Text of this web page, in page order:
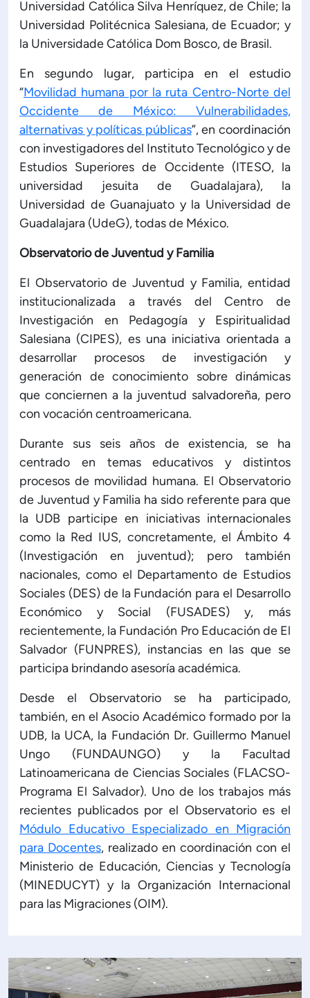
Universidad Católica Silva Henríquez, de Chile; la
Universidad Politécnica Salesiana, de Ecuador; y
la Universidade Católica Dom Bosco, de Brasil.
En segundo lugar, participa en el estudio
“Movilidad humana por la ruta Centro-Norte del
Occidente de México: Vulnerabilidades,
alternativas y políticas públicas”, en coordinación
con investigadores del Instituto Tecnológico y de
Estudios Superiores de Occidente (ITESO, la
universidad jesuita de Guadalajara), la
Universidad de Guanajuato y la Universidad de
Guadalajara (UdeG), todas de México.
Observatorio de Juventud y Familia
El Observatorio de Juventud y Familia, entidad
institucionalizada a través del Centro de
Investigación en Pedagogía y Espiritualidad
Salesiana (CIPES), es una iniciativa orientada a
desarrollar procesos de investigación y
generación de conocimiento sobre dinámicas
que conciernen a la juventud salvadoreña, pero
con vocación centroamericana.
Durante sus seis años de existencia, se ha
centrado en temas educativos y distintos
procesos de movilidad humana. El Observatorio
de Juventud y Familia ha sido referente para que
la UDB participe en iniciativas internacionales
como la Red IUS, concretamente, el Ámbito 4
(Investigación en juventud); pero también
nacionales, como el Departamento de Estudios
Sociales (DES) de la Fundación para el Desarrollo
Económico y Social (FUSADES) y, más
recientemente, la Fundación Pro Educación de El
Salvador (FUNPRES), instancias en las que se
participa brindando asesoría académica.
Desde el Observatorio se ha participado,
también, en el Asocio Académico formado por la
UDB, la UCA, la Fundación Dr. Guillermo Manuel
Ungo (FUNDAUNGO) y la Facultad
Latinoamericana de Ciencias Sociales (FLACSO-
Programa El Salvador). Uno de los trabajos más
recientes publicados por el Observatorio es el
Módulo Educativo Especializado en Migración
para Docentes, realizado en coordinación con el
Ministerio de Educación, Ciencias y Tecnología
(MINEDUCYT) y la Organización Internacional
para las Migraciones (OIM).